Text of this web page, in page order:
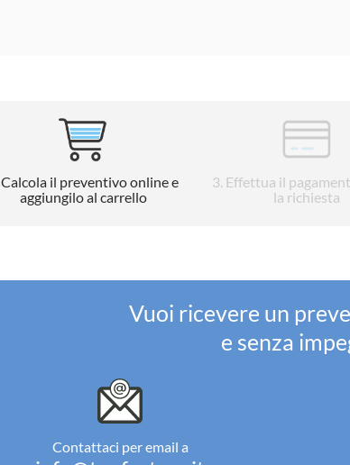
. Calcola il preventivo online e
aggiungilo al carrello
3 . Effettua il
la richiesta
Vuoi ricevere un
e senza
Contattaci per email a